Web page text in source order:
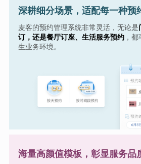
深耕细分场景，适配每一种预
麦客的预约管理系统非常灵活，无论是
订，还是餐厅订座、生活服务预约，都
生业务环境。
海量高颜值模板，彰显服务品